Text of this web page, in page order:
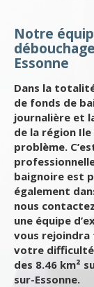
Notre
Essonne
Dans la
de fonds de
journalière et
de la région
problème.
baignoire est
également
nous
une équipe
vous
votre
des 8.46 km²
sur-Essonne.